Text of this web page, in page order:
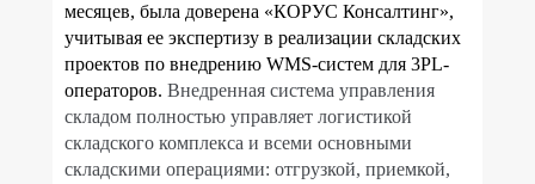
месяцев, была доверена «КОРУС Консалтинг»,
учитывая ее экспертизу в реализации складских
проектов по внедрению WMS-систем для 3PL-
операторов. Внедренная система управления
складом полностью управляет логистикой
складского комплекса и всеми основными
складскими операциями: отгрузкой, приемкой,